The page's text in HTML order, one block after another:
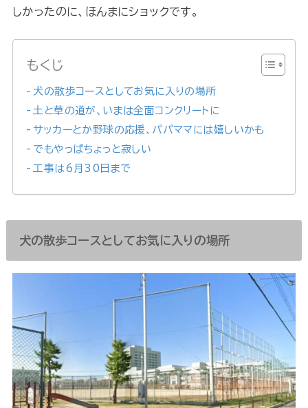
しかったのに、ほんまにショックです。
もくじ
犬の散歩コースとしてお気に入りの場所
土と草の道が、いまは全面コンクリートに
サッカーとか野球の応援、パパママには嬉しいかも
でもやっぱちょっと寂しい
工事は6月30日まで
犬の散歩コースとしてお気に入りの場所